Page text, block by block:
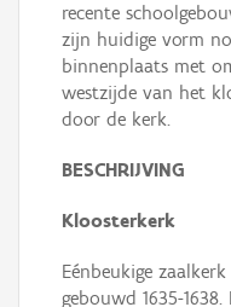
recente
zijn huidige vorm
binnenplaats met
westzijde van het
door de kerk.
BESCHRIJVING
Kloosterkerk
Eénbeukige
gebouwd 1635-